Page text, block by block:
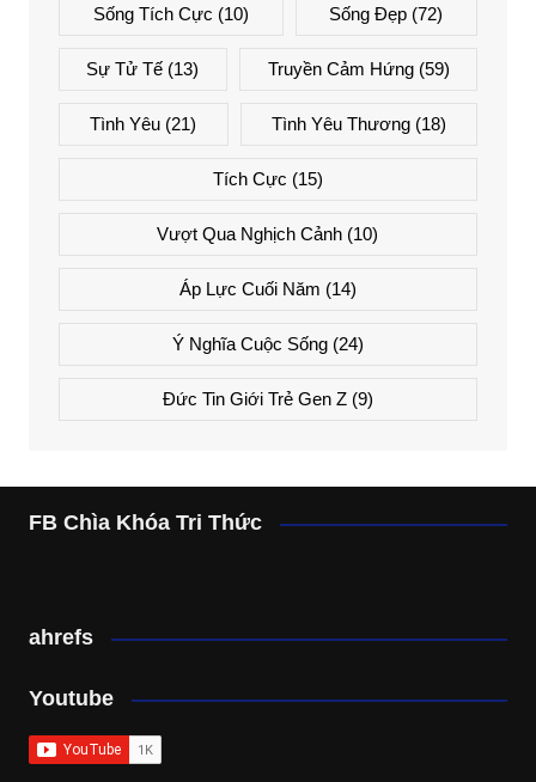
Sống Tích Cực (10) Sống Đẹp (72)
Sự Tử Tế (13) Truyền Cảm Hứng(59)
Tình Yêu (21) Tình Yêu Thương(18)
Tích Cực (15)
Vượt Qua Nghịch Cảnh (10)
Áp Lực Cuối Năm (14)
Ý Nghĩa Cuộc Sống(24)
Đức Tin Giới Trẻ Gen Z(9)
FB Chìa Khóa Tri Thức
ahrefs
Youtube